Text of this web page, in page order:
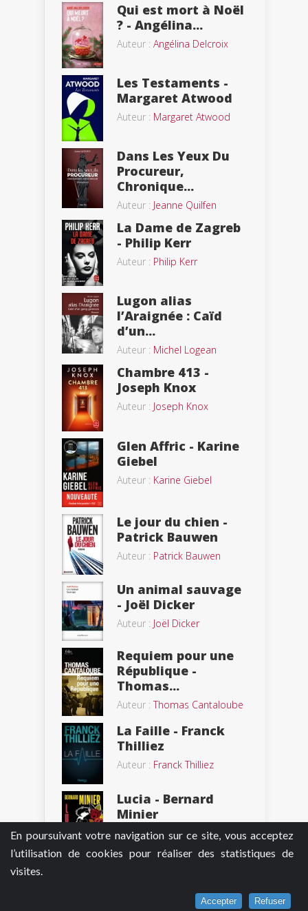
En poursuivant votre navigation sur ce site, vous acceptez
l’utilisation de cookies pour réaliser des statistiques de
visites.
Accepter Refuser
Qui est mort à Noël
? - Angélina...
Auteur : Angélina Delcroix
Les Testaments -
Margaret Atwood
Auteur : Margaret Atwood
Dans Les Yeux Du
Procureur,
Chronique...
Auteur : Jeanne Quilfen
La Dame de Zagreb
- Philip Kerr
Auteur : Philip Kerr
Lugon alias
l’Araignée : Caïd
d’un...
Auteur : Michel Logean
Chambre 413 -
Joseph Knox
Auteur : Joseph Knox
Glen Affric - Karine
Giebel
Auteur : Karine Giebel
Le jour du chien -
Patrick Bauwen
Auteur : Patrick Bauwen
Un animal sauvage
- Joël Dicker
Auteur : Joël Dicker
Requiem pour une
République -
Thomas...
Auteur :Thomas Cantaloube
La Faille - Franck
Thilliez
Auteur : Franck Thilliez
Lucia - Bernard
Minier
Auteur :Bernard Minier
Franck Thilliez